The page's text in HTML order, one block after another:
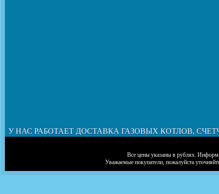
У НАС РАБОТАЕТ ДОСТАВКА ГАЗОВЫХ КОТЛОВ,
Все цены указаны в рублях.
Уважаемые покупатели, пожалуйста